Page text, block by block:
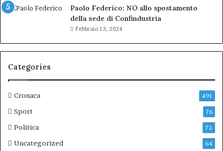
Paolo Federico: NO allo spostamento
della sede di Confindustria
Febbraio 13, 2024
Categories
Cronaca 491
Sport 76
Politica 72
Uncategorized 64